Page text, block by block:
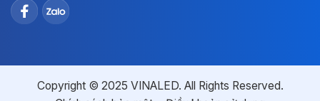
Copyright © 2025 VINALED. All Rights Reserved.